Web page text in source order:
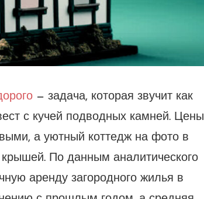
— задача, которая звучит как
с кучей подводных камней. Цены
а уютный коттедж на фото в
По данным аналитического
аренду загородного жилья в